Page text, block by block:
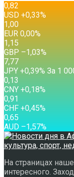
0,82
USD +0,33%
1,00
EUR 0,00%
1,15
GBP –1,03%
7,77
JPY +0,39% За 1
0,13
CNY +0,18%
0,91
CHF +0,45%
0,65
AUD –1,57%
На страницах
интересного.